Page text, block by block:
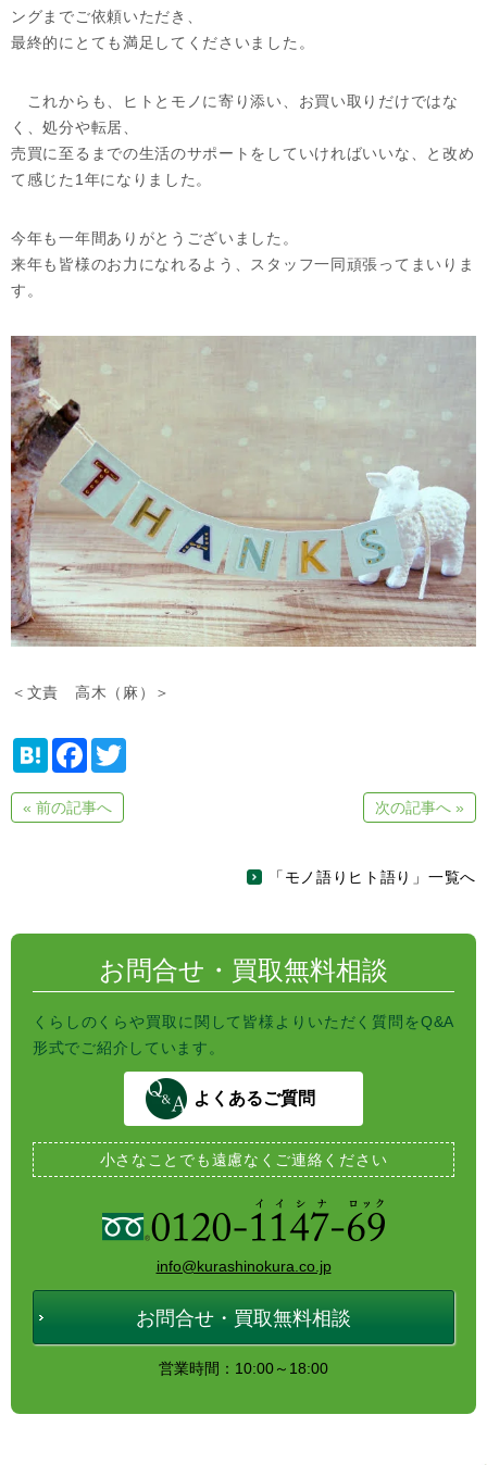
ングまでご依頼いただき、
最終的にとても満足してくださいました。
これからも、ヒトとモノに寄り添い、お買い取りだけではな
く、処分や転居、
売買に至るまでの生活のサポートをしていければいいな、と改め
て感じた1年になりました。
今年も一年間ありがとうございました。
来年も皆様のお力になれるよう、スタッフ一同頑張ってまいりま
す。
＜文責 高木（麻）＞
H
e
n
F
e
b
« 前の記事へ 次の記事へ »
「モノ語りヒト語り」一覧へ
お問合せ・買取無料相談
くらしのくらや買取に関して皆様よりいただく質問をQ&A
形式でご紹介しています。
よくあるご質問
小さなことでも遠慮なくご連絡ください
info@kurashinokura.co.jp
お問合せ・買取無料相談
営業時間：10:00～18:00